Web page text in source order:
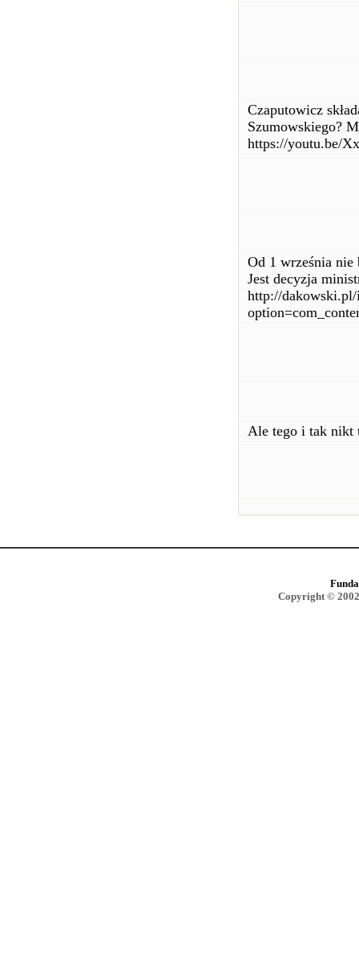
Czaputowicz
Szumowskiego?
https://youtu.be/
Od 1 września nie
Jest decyzja
http://dakowski.pl/
Ale tego i tak nikt
Copyright ©